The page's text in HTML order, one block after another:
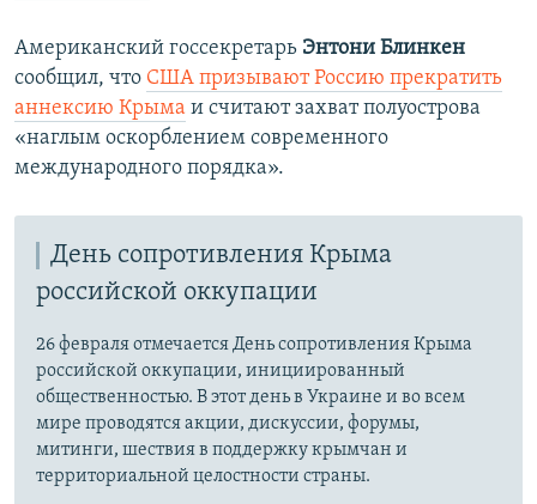
Американский госсекретарь Энтони Блинкен
сообщил, что США призывают Россию прекратить
аннексию Крыма и считают захват полуострова
«наглым оскорблением современного
международного порядка».
День сопротивления Крыма
российской оккупации
26 февраля отмечается День сопротивления Крыма
российской оккупации, инициированный
общественностью. В этот день в Украине и во всем
мире проводятся акции, дискуссии, форумы,
митинги, шествия в поддержку крымчан и
территориальной целостности страны.